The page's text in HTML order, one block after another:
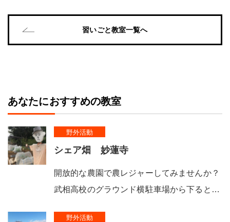
習いごと教室一覧へ
あなたにおすすめの教室
野外活動
シェア畑 妙蓮寺
開放的な農園で農レジャーしてみませんか？
武相高校のグラウンド横駐車場から下ると…
野外活動